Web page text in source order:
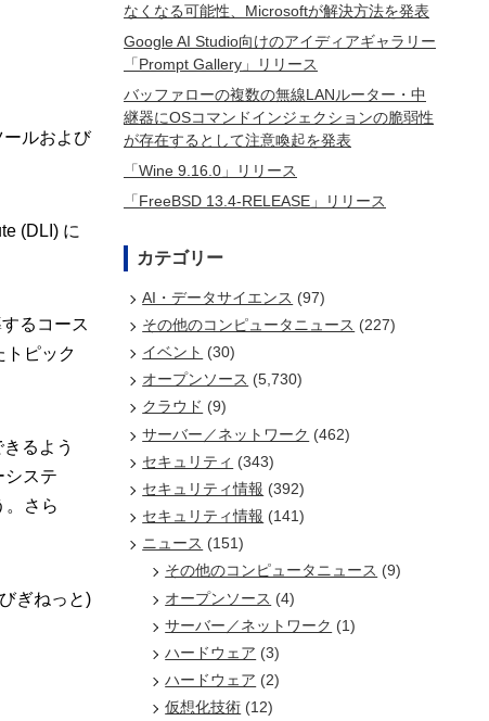
ルおよび
(DLI) に
るコース
トピック
るよう
システ
。さら
ぎねっと)
なくなる可能性、Microsoftが解決方法を発表
Google AI Studio向けのアイディアギャラリー
「Prompt Gallery」リリース
バッファローの複数の無線LANルーター・中
継器にOSコマンドインジェクションの脆弱性
が存在するとして注意喚起を発表
「Wine 9.16.0」リリース
「FreeBSD 13.4-RELEASE」リリース
カテゴリー
AI・データサイエンス (97)
その他のコンピュータニュース (227)
イベント (30)
オープンソース (5,730)
クラウド (9)
サーバー／ネットワーク (462)
セキュリティ (343)
セキュリティ情報 (392)
セキュリティ情報 (141)
ニュース (151)
その他のコンピュータニュース (9)
オープンソース (4)
サーバー／ネットワーク (1)
ハードウェア (3)
ハードウェア (2)
仮想化技術 (12)